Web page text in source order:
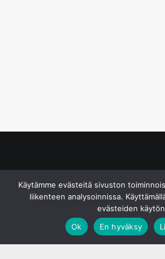
Käytämme evästeitä sivuston
liikenteen analysoinnissa.
evästeiden
Ok
En hyväksy